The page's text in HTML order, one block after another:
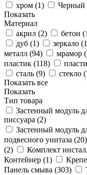
хром (1) Черный
Показать
Материал
акрил (2) бетон (1
дуб (1) зеркало (1
металл (94) мрамор (
пластик (118)
сталь (9) стекло (
Показать все
Показать
Тип товара
Застенный модуль
писсуара (2)
Застенный модуль
подвесного унитаза (20)
(2) Комплект
Контейнер (1)
Панель смыва (303)